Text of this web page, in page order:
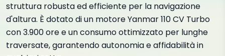
struttura robusta ed efficiente per la navigazione
d'altura. È dotato di un motore Yanmar 110 CV Turbo
con 3.900 ore e un consumo ottimizzato per lunghe
traversate, garantendo autonomia e affidabilità in